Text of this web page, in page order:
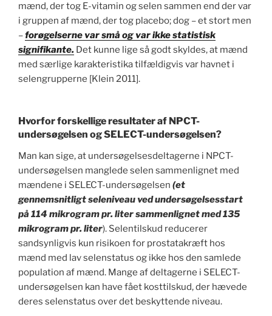
mænd, der tog E-vitamin og selen sammen end der var
i gruppen af mænd, der tog placebo; dog – et stort men
–forøgelserne var små og var ikke statistisk
signifikante. Det kunne lige så godt skyldes, at mænd
med særlige karakteristika tilfældigvis var havnet i
selengrupperne [Klein 2011].
Hvorfor forskellige resultater af NPCT-
undersøgelsen og SELECT-undersøgelsen?
Man kan sige, at undersøgelsesdeltagerne i NPCT-
undersøgelsen manglede selen sammenlignet med
mændene i SELECT-undersøgelsen (et
gennemsnitligt seleniveau ved undersøgelsesstart
på 114 mikrogram pr. liter sammenlignet med 135
mikrogram pr. liter). Selentilskud reducerer
sandsynligvis kun risikoen for prostatakræft hos
mænd med lav selenstatus og ikke hos den samlede
population af mænd. Mange af deltagerne i SELECT-
undersøgelsen kan have fået kosttilskud, der hævede
deres selenstatus over det beskyttende niveau.